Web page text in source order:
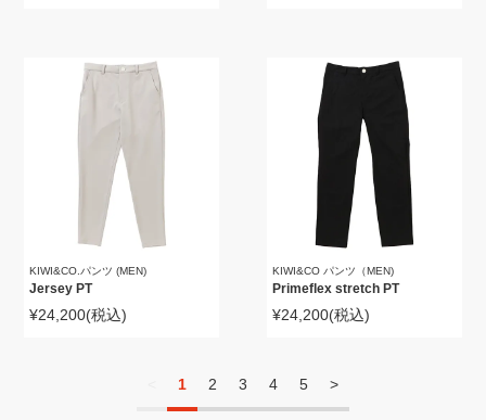
KIWI&CO.パンツ (MEN)
Jersey PT
¥24,200(税込)
KIWI&CO パンツ（MEN)
Primeflex stretch PT
¥24,200(税込)
1 2 3 4 5 >